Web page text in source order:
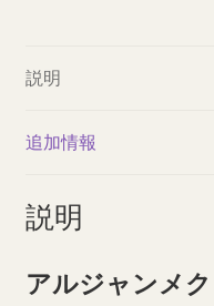
詰
え
ト
説明
追加情報
説明
アルジャンメ